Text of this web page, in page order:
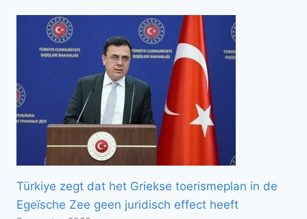
Türkiye zegt dat het Griekse toerismeplan in de
Egeïsche Zee geen juridisch effect heeft